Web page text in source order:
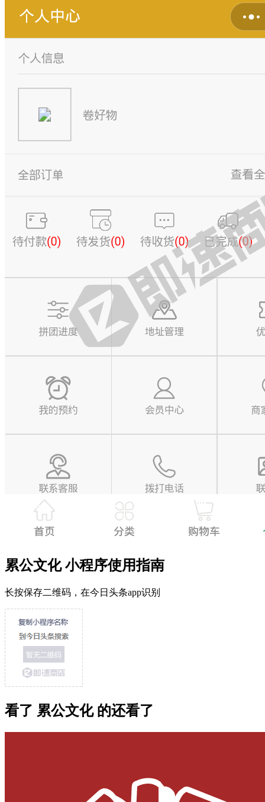
累公文化 小程序使用指南
长按保存二维码，在今日头条app识别
看了 累公文化 的还看了